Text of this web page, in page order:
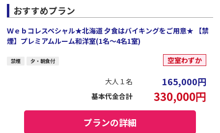
おすすめプラン
Ｗｅｂコレスペシャル★北海道 夕食はバイキングをご用意★ 【禁
煙】プレミアムルーム和洋室(1名～4名1室)
禁煙 夕・朝食付 空室わずか
大人１名 165,000円
基本代金合計 330,000円
プランの詳細